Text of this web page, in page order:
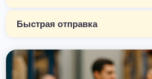
Быстрая отправка